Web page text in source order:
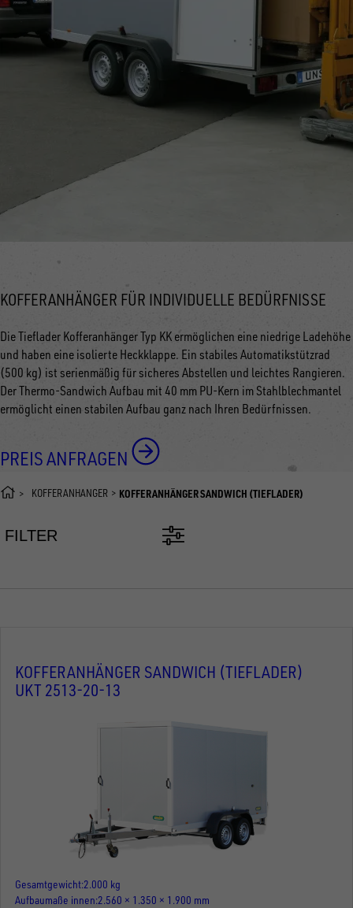
KOFFERANHÄNGER FÜR INDIVIDUELLE BEDÜRFNISSE
Die Tieflader Kofferanhänger Typ KK ermöglichen eine niedrige Ladehöhe
und haben eine isolierte Heckklappe. Ein stabiles Automatikstützrad
(500 kg) ist serienmäßig für sicheres Abstellen und leichtes Rangieren.
Der Thermo-Sandwich Aufbau mit 40 mm PU-Kern im Stahlblechmantel
ermöglicht einen stabilen Aufbau ganz nach Ihren Bedürfnissen.
PREIS ANFRAGEN
KOFFERANHÄNGER KOFFERANHÄNGER SANDWICH (TIEFLADER)
FILTER
KOFFERANHÄNGER SANDWICH (TIEFLADER)
UKT 2513-20-13
Gesamtgewicht 2.000 kg
Aufbaumaße innen 2.560 × 1.350 × 1.900 mm